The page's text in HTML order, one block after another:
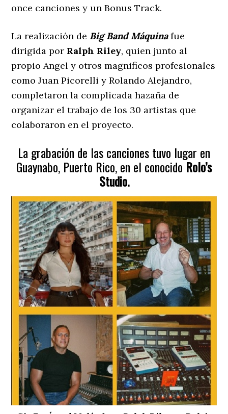
once canciones y un Bonus Track.
La realización de Big Band Máquinafue
dirigida por Ralph Riley, quien junto al
propio Angel y otros magnificos profesionales
como Juan Picorelli y Rolando Alejandro,
completaron la complicada hazaña de
organizar el trabajo de los 30 artistas que
colaboraron en el proyecto.
La grabación de las canciones tuvo lugar en
Guaynabo, Puerto Rico, en el conocido Rolo’s
Studio.